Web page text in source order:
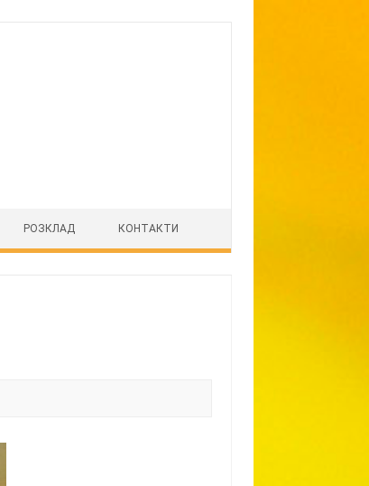
РОЗКЛАД КОНТАКТИ